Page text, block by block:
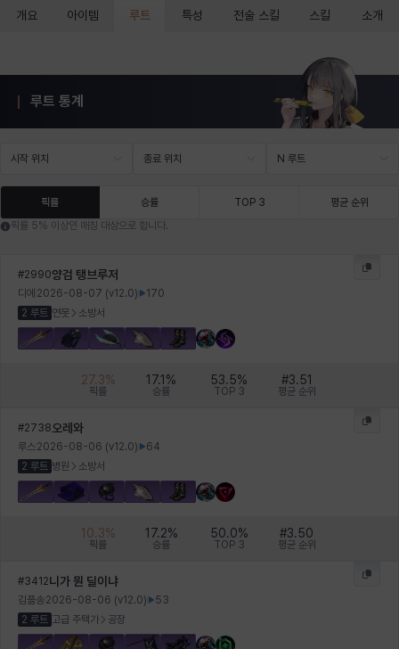
알론소 얀
에스텔 에키온 엘레나 요한
윌리엄 유민 이바
이슈트반 이안 일레븐 자히르
케네스
코렐라인 크레이버 클로에 키아라
헤이즈 헨리 현우 혜진
개요 아이템 루트 특성 전술 스킬 스킬 소개
루트 통계
시작 위치 종료 위치 N 루트
픽률 승률 TOP 3
평균 순위
픽률 5% 이상인 매칭 대상으로 합니다.
#2990양검 탱브루저
디에 2026-08-07 (v12.0)
170
2 루트 연못 소방서
27.3%
픽률
17.1 %
승률
53.5%
TOP 3
#3.51
평균 순위
#2738 오레와
루스2026-08-06 (v12.0)
64
2 루트 병원 소방서
10.3%
픽률
17.2%
승률
50.0%
TOP 3
#3.50
평균 순위
#3412니가 뭔 딜이냐
김플송 2026-08-06 (v12.0)
53
2 루트 고급 주택가 공장